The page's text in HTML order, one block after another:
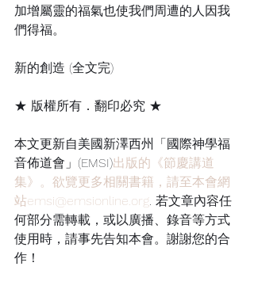
加增屬靈的福氣也使我們周遭的人因我
們得福。
新的創造 (全文完)
★ 版權所有．翻印必究 ★
本文更新自美國新澤西州「國際神學福
音佈道會」(EMSI)出版的《節慶講道
集》。欲覽更多相關書籍，請至本會網
站emsi@emsionline.org. 若文章內容任
何部分需轉載，或以廣播、錄音等方式
使用時，請事先告知本會。謝謝您的合
作！